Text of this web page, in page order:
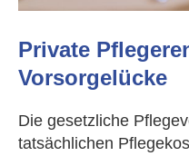
Private
Vorsorgelücke
Die gesetzliche
tatsächlichen